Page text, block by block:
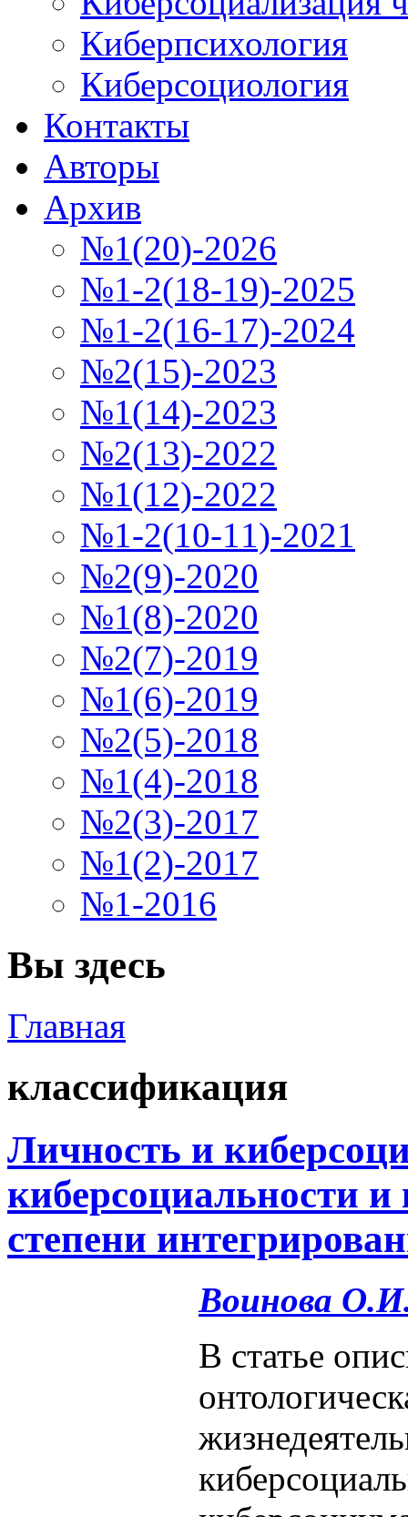
Киберпсихология
Киберсоциология
Контакты
Авторы
Архив
№1(20)-2026
№1-2(18-19)-2025
№1-2(16-17)-2024
№2(15)-2023
№1(14)-2023
№2(13)-2022
№1(12)-2022
№1-2(10-11)-2021
№2(9)-2020
№1(8)-2020
№2(7)-2019
№1(6)-2019
№2(5)-2018
№1(4)-2018
№2(3)-2017
№1(2)-2017
№1-2016
Вы здесь
Главная
классификация
Личность и
киберсоциальности
степени
Воинова
В статье